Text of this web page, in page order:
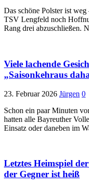
Das schöne Polster ist
TSV Lengfeld noch
Rang drei abzuschließen.
Viele lachende
„Saisonkehraus
23. Februar 2026 Jürgen 0
Schon ein paar Minuten
hatten alle Bayreuther
Einsatz oder daneben im
Letztes Heimspiel
der Gegner ist heiß